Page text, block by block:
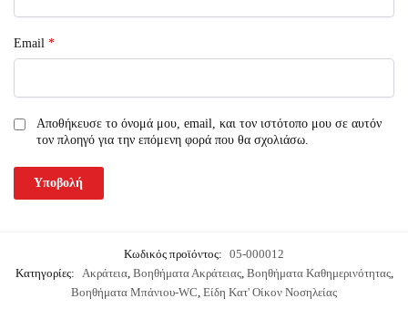
Email *
Αποθήκευσε το όνομά μου, email, και τον ιστότοπο μου σε αυτόν
τον πλοηγό για την επόμενη φορά που θα σχολιάσω.
Κωδικός προϊόντος: 05-000012
Κατηγορίες:
Ακράτεια, Βοηθήματα Ακράτειας, Βοηθήματα Καθημερινότητας,
Βοηθήματα Μπάνιου-WC Είδη Κατ' Οίκον Νοσηλείας